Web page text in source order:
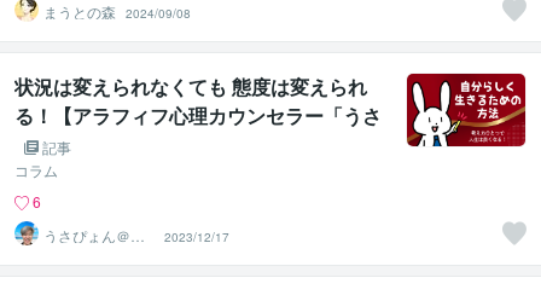
まうとの森
2024/09/08
状況は変えられなくても 態度は変えられ
る！【アラフィフ心理カウンセラー「うさ
ぴょん」のココナラ電話相談】
記事
コラム
6
うさぴょん＠癒
し系アラフィフ
心寄り添い人
2023/12/17